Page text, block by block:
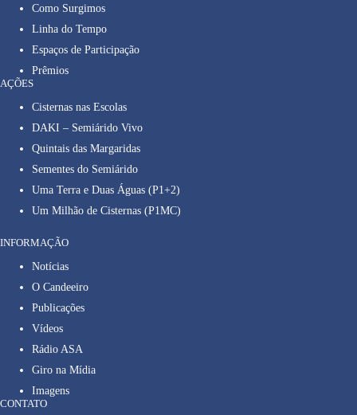
Como Surgimos
Linha do Tempo
Espaços de Participação
Prêmios
AÇÕES
Cisternas nas Escolas
DAKI – Semiárido Vivo
Quintais das Margaridas
Sementes do Semiárido
Uma Terra e Duas Águas (P1+2)
Um Milhão de Cisternas (P1MC)
INFORMAÇÃO
Notícias
O Candeeiro
Publicações
Vídeos
Rádio ASA
Giro na Mídia
Imagens
CONTATO